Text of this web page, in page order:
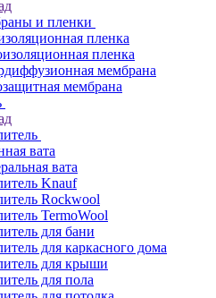
и пленки
пленка
пленка
мембрана
мембрана
вата
вата
Knauf
Rockwool
TermoWool
для бани
для каркасного дома
для крыши
для пола